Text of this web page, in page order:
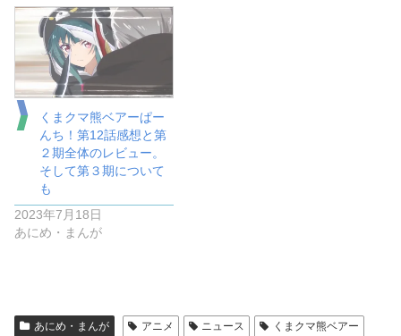
くまクマ熊ベアーぱー
んち！第12話感想と第
２期全体のレビュー。
そして第３期について
も
2023年7月18日
あにめ・まんが
あにめ・まんが アニメ ニュース
くまクマ熊ベアー